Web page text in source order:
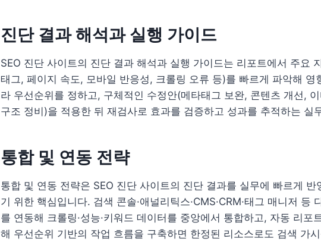
진단 결과 해석과 실행 가이드
SEO 진단 사이트의 진단 결과 해석과 실행 가이드는 리포트에서 주요
태그, 페이지 속도, 모바일 반응성, 크롤링 오류 등)를 빠르게 파악해 영
라 우선순위를 정하고, 구체적인 수정안(메타태그 보완, 콘텐츠 개선,
구조 정비)을 적용한 뒤 재검사로 효과를 검증하고 성과를 추적하는 실
통합 및 연동 전략
통합 및 연동 전략은 SEO 진단 사이트의 진단 결과를 실무에 빠르게
기 위한 핵심입니다. 검색 콘솔·애널리틱스·CMS·CRM·태그 매니저 등
를 연동해 크롤링·성능·키워드 데이터를 중앙에서 통합하고, 자동 리포
해 우선순위 기반의 작업 흐름을 구축하면 한정된 리소스로도 검색 가